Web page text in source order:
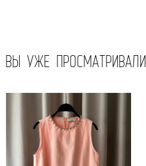
ВЫ УЖЕ ПРОСМАТРИВАЛИ